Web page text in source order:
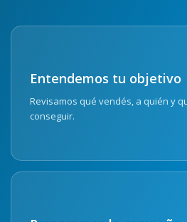
Entendemos tu objetivo
Revisamos qué vendés, a quién y
conseguir.